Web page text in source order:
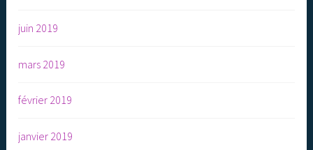
juin 2019
mars 2019
février 2019
janvier 2019